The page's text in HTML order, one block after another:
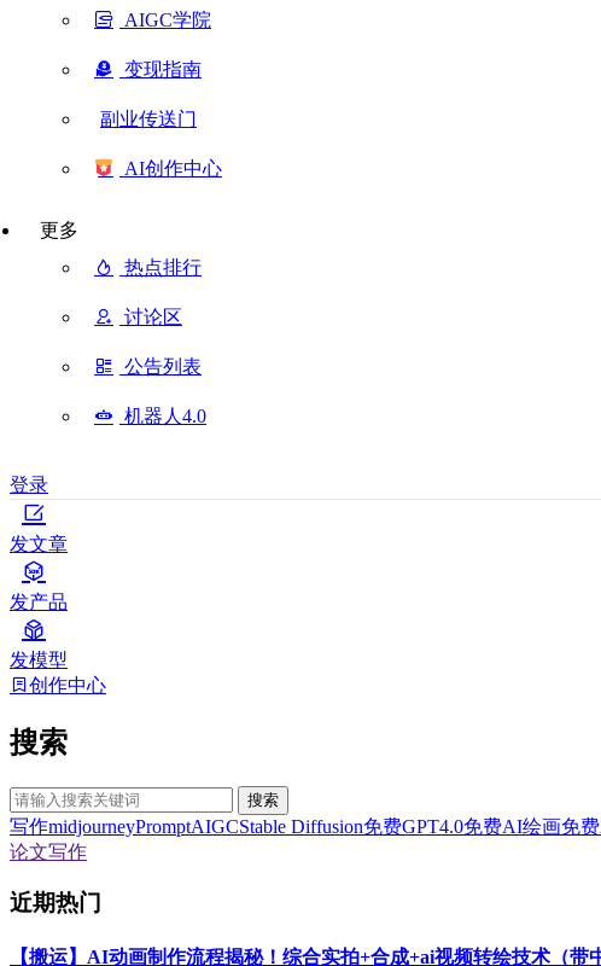
AIGC学院
变现指南
副业传送门
AI创作中心
更多
热点排行
讨论区
公告列表
机器人4.0
登录
发文章
发产品
发模型
创作中心
搜索
搜索
写作midjourneyPromptAIGCStable Diffusion免费GPT4.0免费AI绘画免
论文写作
近期热门
【搬运】AI动画制作流程揭秘！综合实拍+合成+ai视频转绘技术（带